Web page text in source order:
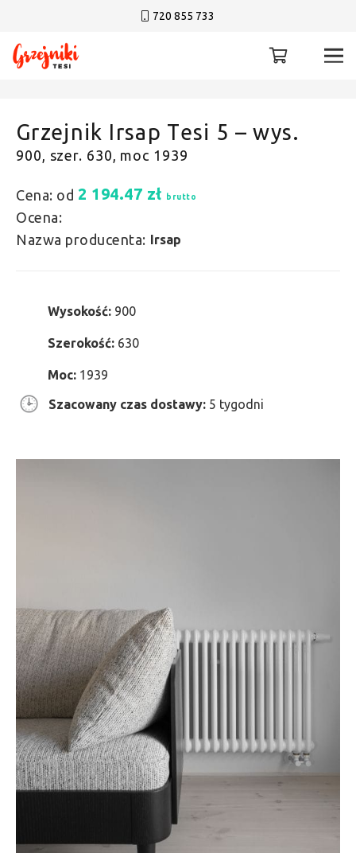
720 855 733
Grzejnik Irsap Tesi 5 – wys.
900, szer. 630, moc 1939
Cena: od 2 194.47 zł brutto
Ocena:
Nazwa producenta: Irsap
Wysokość: 900
Szerokość: 630
Moc: 1939
Szacowany czas dostawy: 5 tygodni